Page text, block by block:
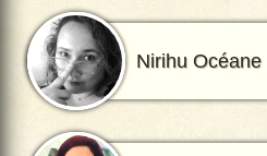
Nirihu Océane